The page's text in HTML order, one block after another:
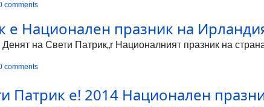
comments
е Национален празник на
на Свети Патрик„r Националният празник на
comments
Патрик е! 2014 Национален